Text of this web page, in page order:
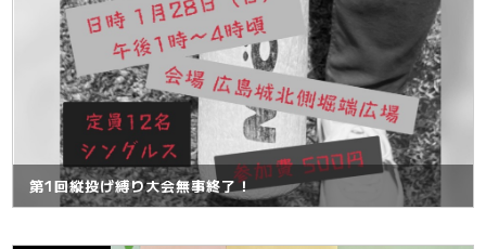
第1回縦投げ縛り大会無事終了！